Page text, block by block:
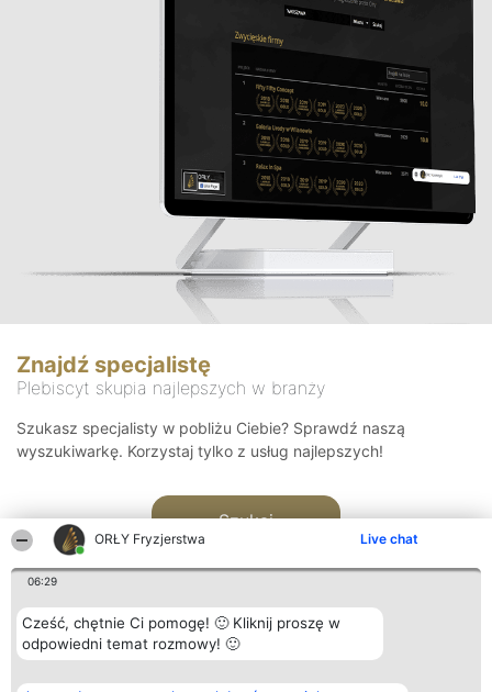
ORŁY Fryzjerstwa Live chat
06:29
Cześć, chętnie Ci pomogę! 🙂 Kliknij proszę w
odpowiedni temat rozmowy! 🙂
Znajdź specjalistę
Plebiscyt skupia najlepszych w branży
Szukasz specjalisty w pobliżu Ciebie? Sprawdź naszą
wyszukiwarkę. Korzystaj tylko z usług najlepszych!
Szukaj
Organizator plebiscytu Plebiscyt Kontakt